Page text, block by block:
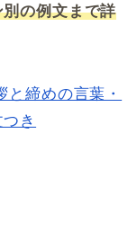
の例文まで詳
と締めの言葉・
き